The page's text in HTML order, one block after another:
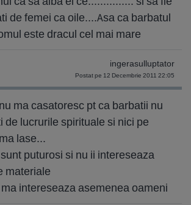
de femei ca oile....Asa ca barbatul
este dracul cel mai mare
ingerasulluptator
Postat pe 12 Decembrie 2011 22:05
ma casatoresc pt ca barbatii nu
de lucrurile spirituale si nici pe
lase...
puturosi si nu ii intereseaza
materiale
intereseaza asemenea oameni